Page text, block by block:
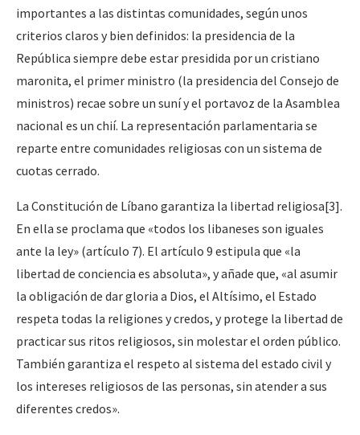
importantes a las distintas comunidades, según unos
criterios claros y bien definidos: la presidencia de la
República siempre debe estar presidida por un cristiano
maronita, el primer ministro (la presidencia del Consejo de
ministros) recae sobre un suní y el portavoz de la Asamblea
nacional es un chií. La representación parlamentaria se
reparte entre comunidades religiosas con un sistema de
cuotas cerrado.
La Constitución de Líbano garantiza la libertad religiosa[3].
En ella se proclama que «todos los libaneses son iguales
ante la ley» (artículo 7). El artículo 9 estipula que «la
libertad de conciencia es absoluta», y añade que, «al asumir
la obligación de dar gloria a Dios, el Altísimo, el Estado
respeta todas la religiones y credos, y protege la libertad de
practicar sus ritos religiosos, sin molestar el orden público.
También garantiza el respeto al sistema del estado civil y
los intereses religiosos de las personas, sin atender a sus
diferentes credos».